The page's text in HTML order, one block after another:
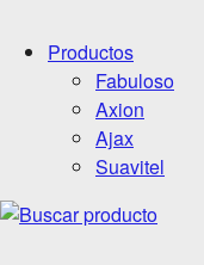
Productos
Fabuloso
Axion
Ajax
Suavitel